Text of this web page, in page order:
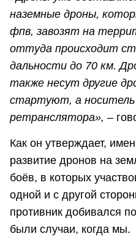
наземные дроны,
фпв, завозят на
оттуда происходит
дальности до 70 км.
также несут другие
стартуют, а носитель
ретранслятора», –
Как он утверждает,
развитие дронов на
боёв, в которых
одной и с другой
противник добивался
были случаи, когда мы.